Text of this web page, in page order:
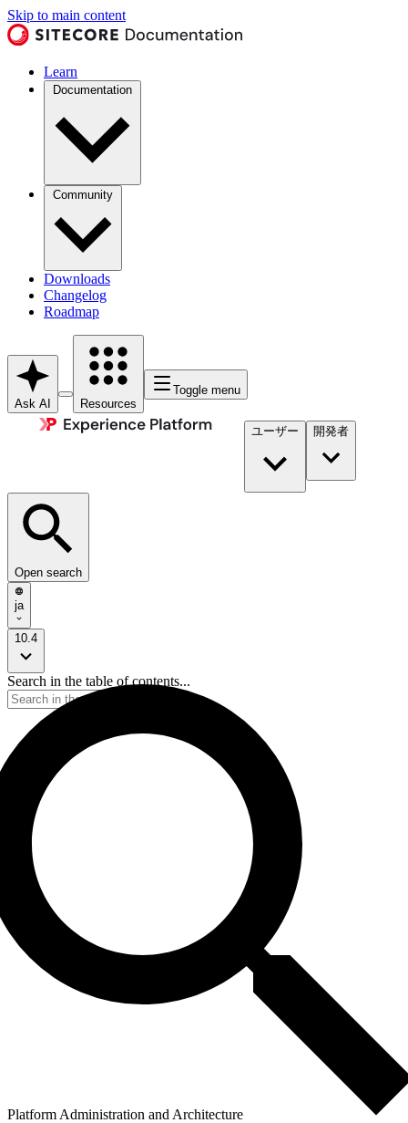
Skip to main content
Learn
Documentation
Community
Downloads
Changelog
Roadmap
Ask AI Resources
Toggle menu
ユーザー 開発者​
Open search
ja
10.4
Search in the table of contents...
Platform Administration and Architecture